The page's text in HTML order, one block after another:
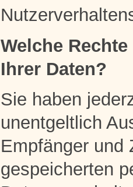
Welche
Ihrer Daten?
Sie haben
unentgeltlich
Empfänger und
gespeicherten